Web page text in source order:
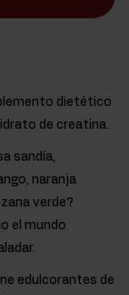
dietético
de creatina.
sandía,
naranja
verde?
el mundo
edulcorantes de